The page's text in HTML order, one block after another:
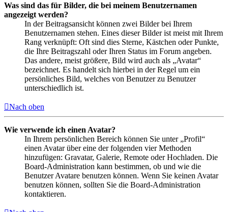
Was sind das für Bilder, die bei meinem Benutzernamen
angezeigt werden?
In der Beitragsansicht können zwei Bilder bei Ihrem
Benutzernamen stehen. Eines dieser Bilder ist meist mit Ihrem
Rang verknüpft: Oft sind dies Sterne, Kästchen oder Punkte,
die Ihre Beitragszahl oder Ihren Status im Forum angeben.
Das andere, meist größere, Bild wird auch als „Avatar“
bezeichnet. Es handelt sich hierbei in der Regel um ein
persönliches Bild, welches von Benutzer zu Benutzer
unterschiedlich ist.
Nach oben
Wie verwende ich einen Avatar?
In Ihrem persönlichen Bereich können Sie unter „Profil“
einen Avatar über eine der folgenden vier Methoden
hinzufügen: Gravatar, Galerie, Remote oder Hochladen. Die
Board-Administration kann bestimmen, ob und wie die
Benutzer Avatare benutzen können. Wenn Sie keinen Avatar
benutzen können, sollten Sie die Board-Administration
kontaktieren.